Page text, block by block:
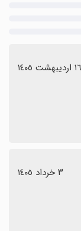
١٦ اردیبهشت ١٤٠٥
٣ خرداد ١٤٠٥